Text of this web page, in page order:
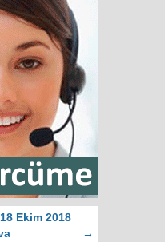
Ekim 2018
→